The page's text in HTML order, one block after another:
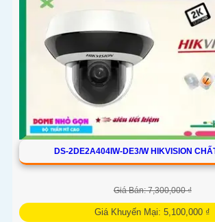
DS-2DE2A404IW-DE3/W HIKVISION
Giá Bán: 7,300,000 ₫
Giá Khuyến Mại: 5,100,000 ₫